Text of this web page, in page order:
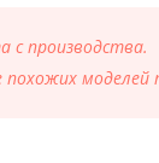
с производства.
моделей